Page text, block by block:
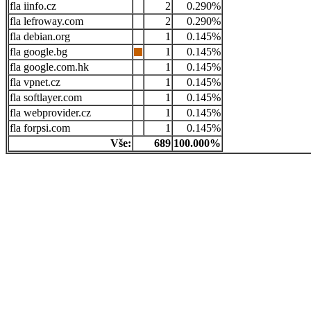
iinfo.cz
2
0.290%
lefroway.com
2
0.290%
debian.org
1
0.145%
google.bg
1
0.145%
google.com.hk
1
0.145%
vpnet.cz
1
0.145%
softlayer.com
1
0.145%
webprovider.cz
1
0.145%
forpsi.com
1
0.145%
Vše:
689 100.000%